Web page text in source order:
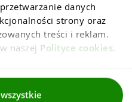
danych
strony oraz
treści i reklam.
naszej Polityce cookies.